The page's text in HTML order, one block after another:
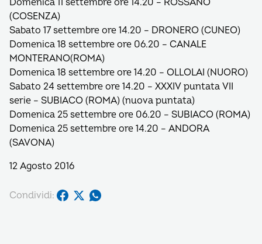
Domenica 11 settembre ore 14.20 – ROSSANO
(COSENZA)
Sabato 17 settembre ore 14.20 – DRONERO (CUNEO)
Domenica 18 settembre ore 06.20 – CANALE
MONTERANO(ROMA)
Domenica 18 settembre ore 14.20 – OLLOLAI (NUORO)
Sabato 24 settembre ore 14.20 – XXXIV puntata VII
serie – SUBIACO (ROMA) (nuova puntata)
Domenica 25 settembre ore 06.20 – SUBIACO (ROMA)
Domenica 25 settembre ore 14.20 – ANDORA
(SAVONA)
12 Agosto 2016
Condividi: